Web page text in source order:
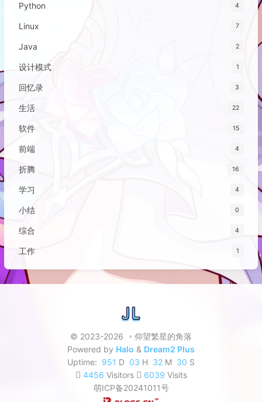
Python 4
Linux 7
Java 2
设计模式 1
回忆录 3
生活 22
软件 15
前端 4
折腾 16
学习 4
小结 0
综合 4
工作 1
© 2023-2026
仰望繁星的角落
Powered by Halo & Dream2 Plus
Uptime: 951 D 03 H 32 M 30 S
4456 Visitors 6039 Visits
萌ICP备20241011号